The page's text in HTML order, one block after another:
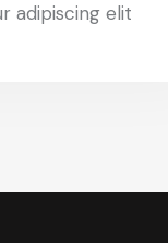
adipiscing elit